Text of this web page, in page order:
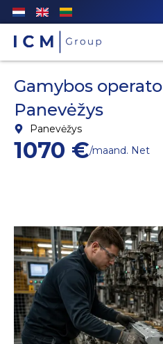
Gamybos
Panevėžys
Panevėžys
1070 €/maand. Net